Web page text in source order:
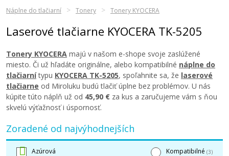
Náplne do tlačiarní Tonery Tonery KYOCERA
Laserové tlačiarne KYOCERA TK-5205
Tonery KYOCERA majú v našom e-shope svoje zaslúžené
miesto. Či už hľadáte originálne, alebo kompatibilné náplne do
tlačiarnítypu KYOCERA TK-5205, spoľahnite sa, že laserové
tlačiarne od Miroluku budú tlačiť úplne bez problémov. U nás
kúpite túto náplň už od 45,90 € za kus a zaručujeme vám s ňou
skvelú výťažnosť i úspornosť.
Zoradené od najvýhodnejších
Azúrová
Kompatibilné (3)